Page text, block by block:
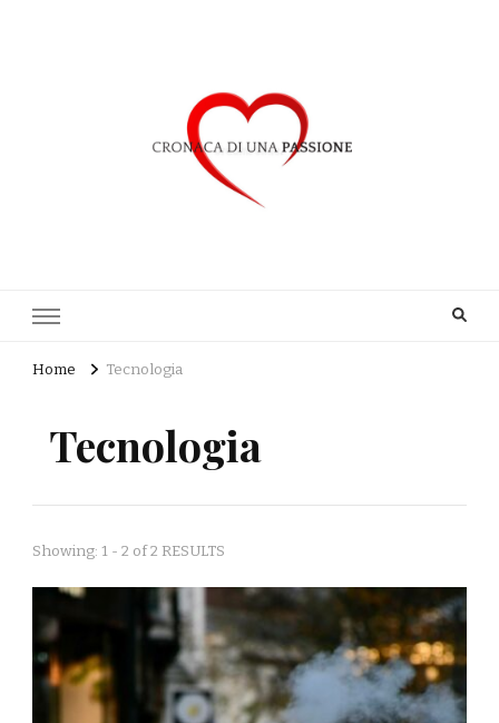
Home Tecnologia
Tecnologia
Showing: 1 - 2 of 2 RESULTS